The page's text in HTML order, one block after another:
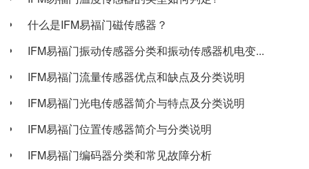
什么是IFM易福门磁传感器？
IFM易福门振动传感器分类和振动传感器机电变...
IFM易福门流量传感器优点和缺点及分类说明
IFM易福门光电传感器简介与特点及分类说明
IFM易福门位置传感器简介与分类说明
IFM易福门编码器分类和常见故障分析